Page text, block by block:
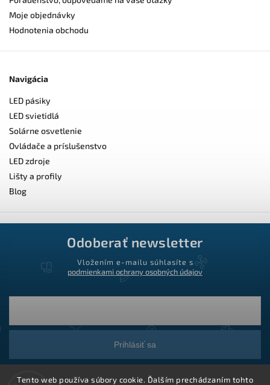
Tento web používa súbory cookie. Ďalším prechádzaním tohto
Moje objednávky
Hodnotenia obchodu
Navigácia
LED pásiky
LED svietidlá
Solárne osvetlenie
Ovládače a príslušenstvo
LED zdroje
Lišty a profily
Blog
Odoberať newsletter
Vložením e-mailu súhlasíte s
podmienkami ochrany osobných údajov
Prihlásiť sa